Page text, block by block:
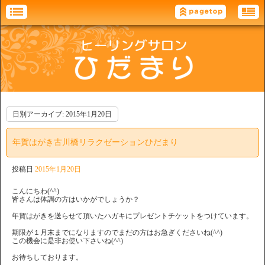
日別アーカイブ: 2015年1月20日
年賀はがき古川橋リラクゼーションひだまり
投稿日 2015年1月20日
こんにちわ(^^)
皆さんは体調の方はいかがでしょうか？
年賀はがきを送らせて頂いたハガキにプレゼントチケットをつけています。
期限が１月末までになりますのでまだの方はお急ぎくださいね(^^)
この機会に是非お使い下さいね(^^)
お待ちしております。